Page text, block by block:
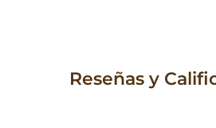
Reseñas y